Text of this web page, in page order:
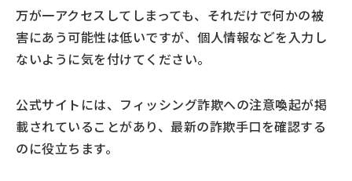
万が一アクセスしてしまっても、それだけで何かの被
害にあう可能性は低いですが、個人情報などを入力し
ないように気を付けてください。
公式サイトには、フィッシング詐欺への注意喚起が掲
載されていることがあり、最新の詐欺手口を確認する
のに役立ちます。